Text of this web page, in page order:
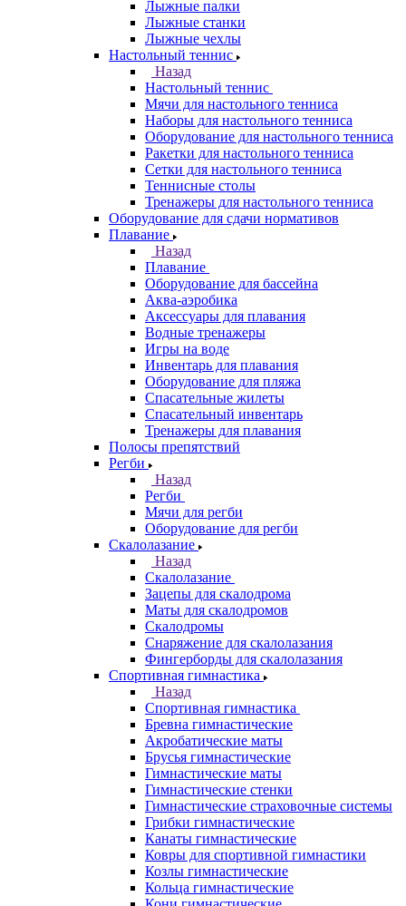
Лыжные палки
Лыжные станки
Лыжные чехлы
Настольный теннис
Назад
Настольный теннис
Мячи для настольного тенниса
Наборы для настольного тенниса
Оборудование для настольного тенниса
Ракетки для настольного тенниса
Сетки для настольного тенниса
Теннисные столы
Тренажеры для настольного тенниса
Оборудование для сдачи нормативов
Плавание
Назад
Плавание
Оборудование для бассейна
Аква-аэробика
Аксессуары для плавания
Водные тренажеры
Игры на воде
Инвентарь для плавания
Оборудование для пляжа
Спасательные жилеты
Спасательный инвентарь
Тренажеры для плавания
Полосы препятствий
Регби
Назад
Регби
Мячи для регби
Оборудование для регби
Скалолазание
Назад
Скалолазание
Зацепы для скалодрома
Маты для скалодромов
Скалодромы
Снаряжение для скалолазания
Фингерборды для скалолазания
Спортивная гимнастика
Назад
Спортивная гимнастика
Бревна гимнастические
Акробатические маты
Брусья гимнастические
Гимнастические маты
Гимнастические стенки
Гимнастические страховочные системы
Грибки гимнастические
Канаты гимнастические
Ковры для спортивной гимнастики
Козлы гимнастические
Кольца гимнастические